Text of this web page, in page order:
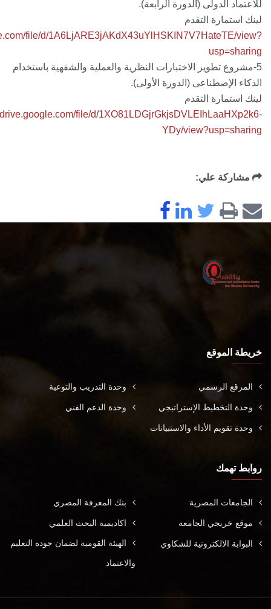
للاعتماد الدولى (الدورة الرابعة).
لينك استمارة التقدم
file/d/1A6LjARE3jAKdX43uYlHSKIN7V7HateTE/view?
usp=sharing
5-مشروع تطوير الاختبارات النظرية والعملية والشفهية باستخدام
الذكاء الإصطناعى (الدورة الأولى).
لينك استمارة التقدم
file/d/1XO81LDGjrGkjsDVLEIhLaaHXp2k6-
YDy/view?usp=sharing
مشاركة علي:
خريطة الموقع
المرقع الرسمي وحدة التدريب والتوعية
وحدة التخطيط الإستراتيجي وحدة الدعم الفني
وحدة تقويم الأداء والاستبيانات
روابط تهمك
الجامعات المصرية بنك المعرفة المصري
موقع خريجي الجامعة اكاديمية البحث العلمي
البوابة الالكترونية للشكاوي الهيئة القومية لضمان جودة التعليم
والاعتماد